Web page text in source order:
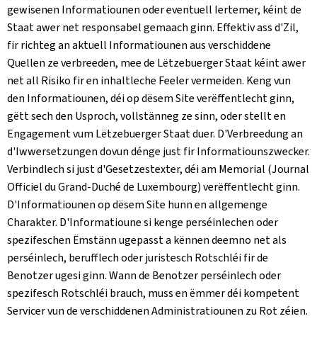
gewisenen Informatiounen oder eventuell Iertemer, kéint de
Staat awer net responsabel gemaach ginn. Effektiv ass d'Zil,
fir richteg an aktuell Informatiounen aus verschiddene
Quellen ze verbreeden, mee de Lëtzebuerger Staat kéint awer
net all Risiko fir en inhaltleche Feeler vermeiden. Keng vun
den Informatiounen, déi op dësem Site verëffentlecht ginn,
gëtt sech den Usproch, vollstänneg ze sinn, oder stellt en
Engagement vum Lëtzebuerger Staat duer. D'Verbreedung an
d'Iwwersetzungen dovun dénge just fir Informatiounszwecker.
Verbindlech si just d'Gesetzestexter, déi am Memorial (Journal
Officiel du Grand-Duché de Luxembourg) verëffentlecht ginn.
D'Informatiounen op dësem Site hunn en allgemenge
Charakter. D'Informatioune si kenge perséinlechen oder
spezifeschen Ëmstänn ugepasst a kënnen deemno net als
perséinlech, berufflech oder juristesch Rotschléi fir de
Benotzer ugesi ginn. Wann de Benotzer perséinlech oder
spezifesch Rotschléi brauch, muss en ëmmer déi kompetent
Servicer vun de verschiddenen Administratiounen zu Rot zéien.